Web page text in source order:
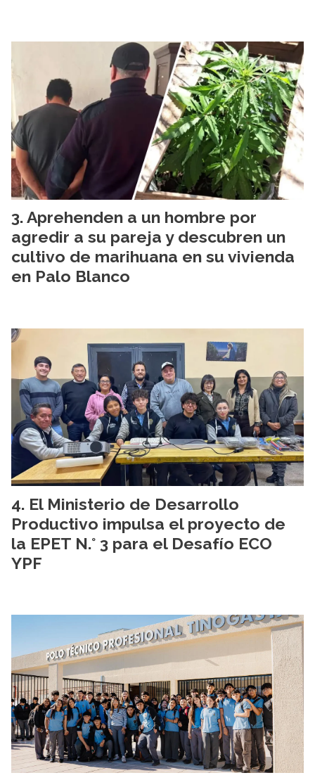
Aprehenden a un hombre por
agredir a su pareja y descubren un
cultivo de marihuana en su vivienda
en Palo Blanco
El Ministerio de Desarrollo
Productivo impulsa el proyecto de
la EPET N.° 3 para el Desafío ECO
YPF